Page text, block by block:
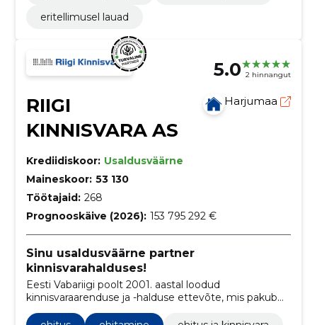
eritellimusel lauad
5.0 2 hinnangut
RIIGI
KINNISVARA AS
Harjumaa
Krediidiskoor: Usaldusväärne
Maineskoor: 53 130
Töötajaid: 268
Prognooskäive (2026): 153 795 292 €
Sinu usaldusväärne partner
kinnisvarahalduses!
Eesti Vabariigi poolt 2001. aastal loodud
kinnisvaraarenduse ja -halduse ettevõte, mis pakub
tõhusaid teenuseid peamiselt riigiasutustele ja